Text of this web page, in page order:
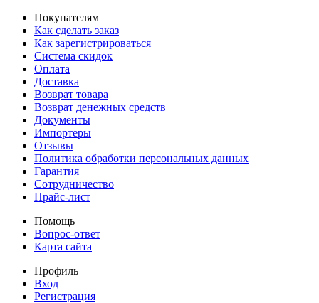
Покупателям
Как сделать заказ
Как зарегистрироваться
Система скидок
Оплата
Доставка
Возврат товара
Возврат денежных средств
Документы
Импортеры
Отзывы
Политика обработки персональных данных
Гарантия
Сотрудничество
Прайс-лист
Помощь
Вопрос-ответ
Карта сайта
Профиль
Вход
Регистрация